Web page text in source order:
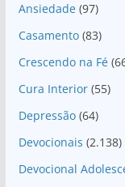
Ansiedade(97)
Casamento(83)
Crescendo na Fé
Cura Interior(55)
Depressão(64)
Devocionais (2.138)
Devocional